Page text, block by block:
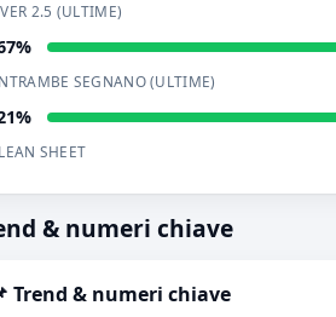
2.5 (ULTIME)
SEGNANO (ULTIME)
SHEET
& numeri chiave
Trend & numeri chiave